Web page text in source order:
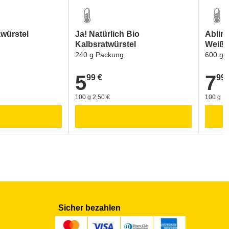
Ja! Natürlich Bio
Kalbsratwürstel
240 g Packung
5,99 €
599 €
100 g 2,50 €
600 g
7,99 €
799
100 g
Sicher bezahlen